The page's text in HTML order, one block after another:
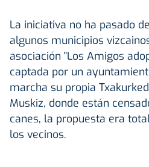
La iniciativa no ha pasado
algunos municipios
asociación "Los Amigos
captada por un
marcha su propia
Muskiz, donde están
canes, la propuesta era
los vecinos.